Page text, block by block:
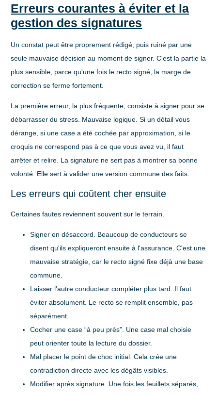
Erreurs courantes à éviter et la
gestion des signatures
Un constat peut être proprement rédigé, puis ruiné par une
seule mauvaise décision au moment de signer. C'est la partie la
plus sensible, parce qu'une fois le recto signé, la marge de
correction se ferme fortement.
La première erreur, la plus fréquente, consiste à signer pour se
débarrasser du stress. Mauvaise logique. Si un détail vous
dérange, si une case a été cochée par approximation, si le
croquis ne correspond pas à ce que vous avez vu, il faut
arrêter et relire. La signature ne sert pas à montrer sa bonne
volonté. Elle sert à valider une version commune des faits.
Les erreurs qui coûtent cher ensuite
Certaines fautes reviennent souvent sur le terrain.
Signer en désaccord . Beaucoup de conducteurs se
disent qu'ils expliqueront ensuite à l'assurance. C'est une
mauvaise stratégie, car le recto signé fixe déjà une base
commune.
Laisser l'autre conducteur compléter plus tard . Il faut
éviter absolument. Le recto se remplit ensemble, pas
séparément.
Cocher une case “à peu près” . Une case mal choisie
peut orienter toute la lecture du dossier.
Mal placer le point de choc initial . Cela crée une
contradiction directe avec les dégâts visibles.
Modifier après signature . Une fois les feuillets séparés,